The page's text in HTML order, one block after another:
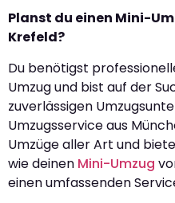
Planst du einen Mini-
Krefeld?
Du benötigst
Umzug und bist auf der
zuverlässigen
Umzugsservice aus
Umzüge aller Art und
wie deinen Mini-Umzug
einen umfassenden